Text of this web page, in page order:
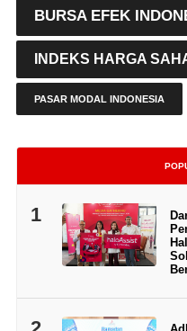
BURSA EFEK
INDEKS HARGA
PASAR MODAL INDONESIA
1